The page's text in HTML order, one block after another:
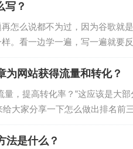
写？
怎么说都不为过，因为谷歌就
。看一边学一遍，写一遍就要
遍。这就是写这个号的原因吧
对滴俺是小白，独立站的学生
作是一条认识自己，认识真理…
为网站获得流量和转化？
量，提高转化率？”这应该是大
大家分享一下怎么做出排名前
人对博客文章都有一定的概念
的文章，新闻稿，指南等；2
法是什么？